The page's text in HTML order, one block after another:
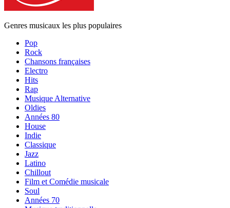
Genres musicaux les plus populaires
Pop
Rock
Chansons françaises
Electro
Hits
Rap
Musique Alternative
Oldies
Années 80
House
Indie
Classique
Jazz
Latino
Chillout
Film et Comédie musicale
Soul
Années 70